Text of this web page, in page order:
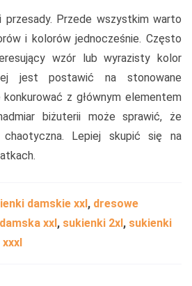
Przede wszystkim warto
i kolorów jednocześnie. Często
wzór lub wyrazisty kolor
jest postawić na stonowane
z głównym elementem
biżuterii może sprawić, że
Lepiej skupić się na
damskie xxl , dresowe
xxl , sukienki 2xl , sukienki